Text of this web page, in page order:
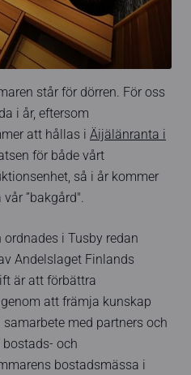
står för dörren. För oss
i år, eftersom
att hållas i Äijälänranta i
för både vårt
så i år kommer
”bakgård".
i Tusby redan
Andelslaget Finlands
är att förbättra
att främja kunskap
med partners och
och
bostadsmässa i